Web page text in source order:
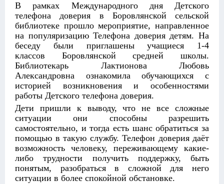
В рамках Международного дня Детского
телефона доверия в Боровлянской сельской
библиотеке прошло мероприятие, направленное
на популяризацию Телефона доверия детям. На
беседу были приглашены учащиеся 1-4
классов Боровлянской средней школы.
Библиотекарь Лактионова Любовь
Александровна ознакомила обучающихся с
историей возникновения и особенностями
работы Детского телефона доверия.
Дети пришли к выводу, что не все сложные
ситуации они способны разрешить
самостоятельно, и тогда есть шанс обратиться за
помощью в такую службу. Телефон доверия даёт
возможность человеку, переживающему какие-
либо трудности получить поддержку, быть
понятым, разобраться в сложной для него
ситуации в более спокойной обстановке.